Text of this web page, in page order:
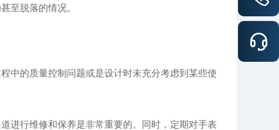
至脱落的情况。
的质量控制问题或是设计时未充分考虑到某些使
行维修和保养是非常重要的。同时，定期对手表